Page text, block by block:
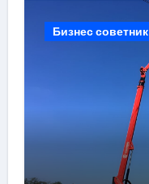
Бизнес советник